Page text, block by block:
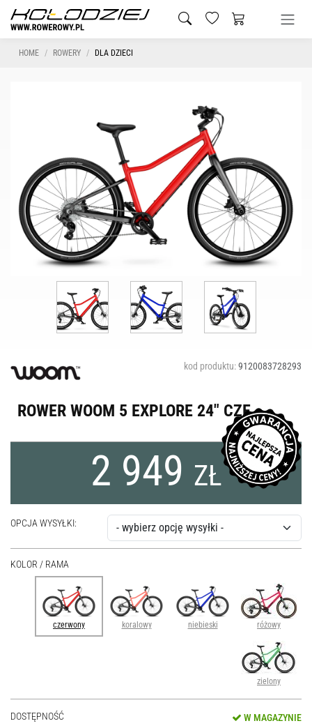
HOME ROWERY DLA DZIECI
kod produktu:9120083728293
ROWER WOOM 5 EXPLORE 24" CZE
2 949 ZŁ
OPCJA WYSYŁKI:
KOLOR / RAMA
czerwony koralowy niebieski różowy
zielony
DOSTĘPNOŚĆ W MAGAZYNIE